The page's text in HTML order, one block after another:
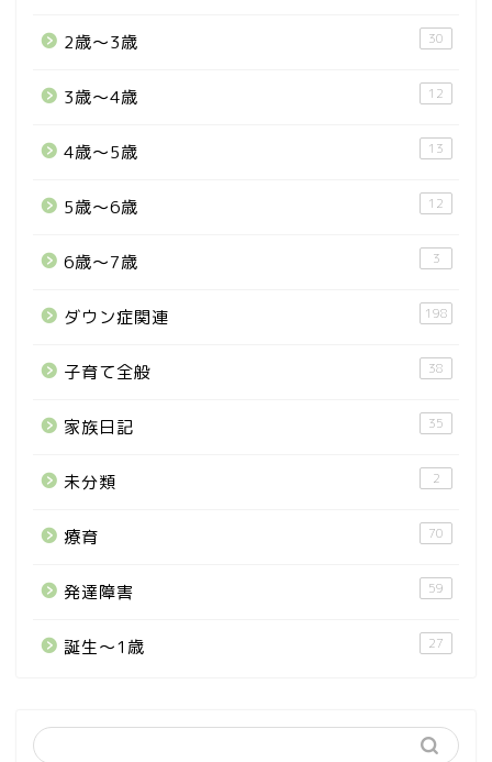
2歳〜3歳 30
3歳〜4歳 12
4歳〜5歳 13
5歳〜6歳 12
6歳〜7歳 3
ダウン症関連 198
子育て全般 38
家族日記 35
未分類 2
療育 70
発達障害 59
誕生〜1歳 27